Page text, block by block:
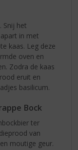
Snij het
in met
kaas. Leg deze
oven en
Zodra de kaas
eruit en
basilicum.
Bock
ter
van
moutige geur.